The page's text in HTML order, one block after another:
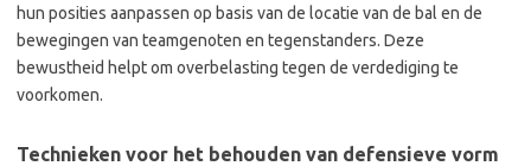
hun posities aanpassen op basis van de locatie van de bal en de
bewegingen van teamgenoten en tegenstanders. Deze
bewustheid helpt om overbelasting tegen de verdediging te
voorkomen.
Technieken voor het behouden van defensieve vorm